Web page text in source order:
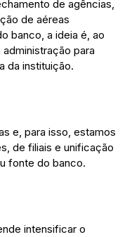
de agências,
de aéreas
banco, a ideia é, ao
para
da instituição.
e, para isso, estamos
de filiais e unificação
fonte do banco.
intensificar o